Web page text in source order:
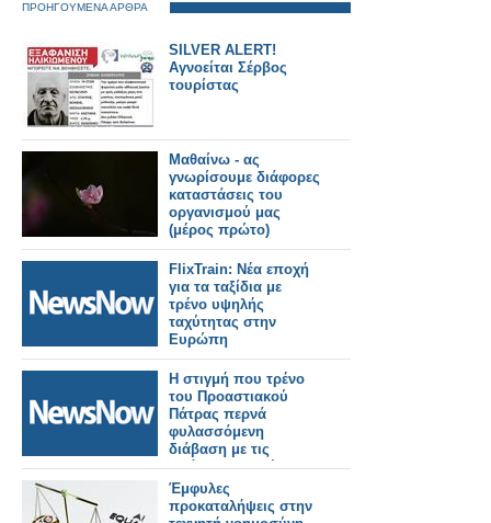
ΠΡΟΗΓΟΥΜΕΝΑ ΑΡΘΡΑ
SILVER ALERT!
Αγνοείται Σέρβος
τουρίστας
Μαθαίνω - ας
γνωρίσουμε διάφορες
καταστάσεις του
οργανισμού μας
(μέρος πρώτο)
FlixTrain: Nέα εποχή
για τα ταξίδια με
τρένο υψηλής
ταχύτητας στην
Ευρώπη
Η στιγμή που τρένο
του Προαστιακού
Πάτρας περνά
φυλασσόμενη
διάβαση με τις
μπάρες ανοιχτές- Τι
απαντά ο ΟΣΕ
Έμφυλες
προκαταλήψεις στην